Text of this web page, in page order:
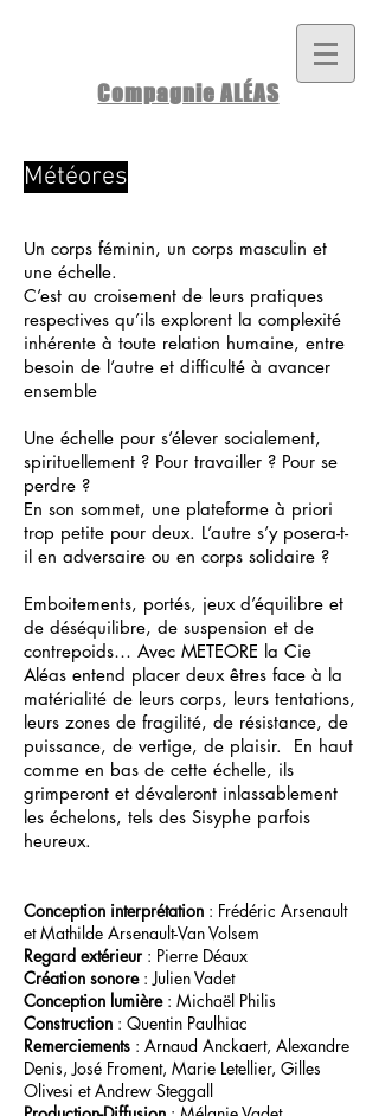
Compagnie ALÉAS
Météores
Un corps féminin, un corps masculin et
une échelle.
C’est au croisement de leurs pratiques
respectives qu’ils explorent la complexité
inhérente à toute relation humaine, entre
besoin de l’autre et difficulté à avancer
ensemble
Une échelle pour s’élever socialement,
spirituellement ? Pour travailler ? Pour se
perdre ?
En son sommet, une plateforme à priori
trop petite pour deux. L’autre s’y posera-t-
il en adversaire ou en corps solidaire ?
Emboitements, portés, jeux d’équilibre et
de déséquilibre, de suspension et de
contrepoids… Avec METEORE la Cie
Aléas entend placer deux êtres face à la
matérialité de leurs corps, leurs tentations,
leurs zones de fragilité, de résistance, de
puissance, de vertige, de plaisir. En haut
comme en bas de cette échelle, ils
grimperont et dévaleront inlassablement
les échelons, tels des Sisyphe parfois
heureux.
Conception interprétation : Frédéric Arsenault
et Mathilde Arsenault-Van Volsem
Regard extérieur : Pierre Déaux
Création sonore: Julien Vadet
Conception lumière: Michaël Philis
Construction : Quentin Paulhiac
Remerciements : Arnaud Anckaert, Alexandre
Denis, José Froment, Marie Letellier, Gilles
Olivesi et Andrew Steggall